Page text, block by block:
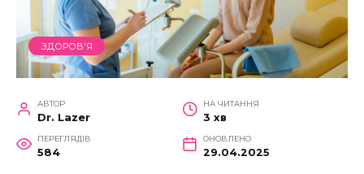
ЗДОРОВ'Я
АВТОР
Dr. Lazer
НА ЧИТАННЯ
3 хв
ПЕРЕГЛЯДІВ
584
ОНОВЛЕНО
29.04.2025